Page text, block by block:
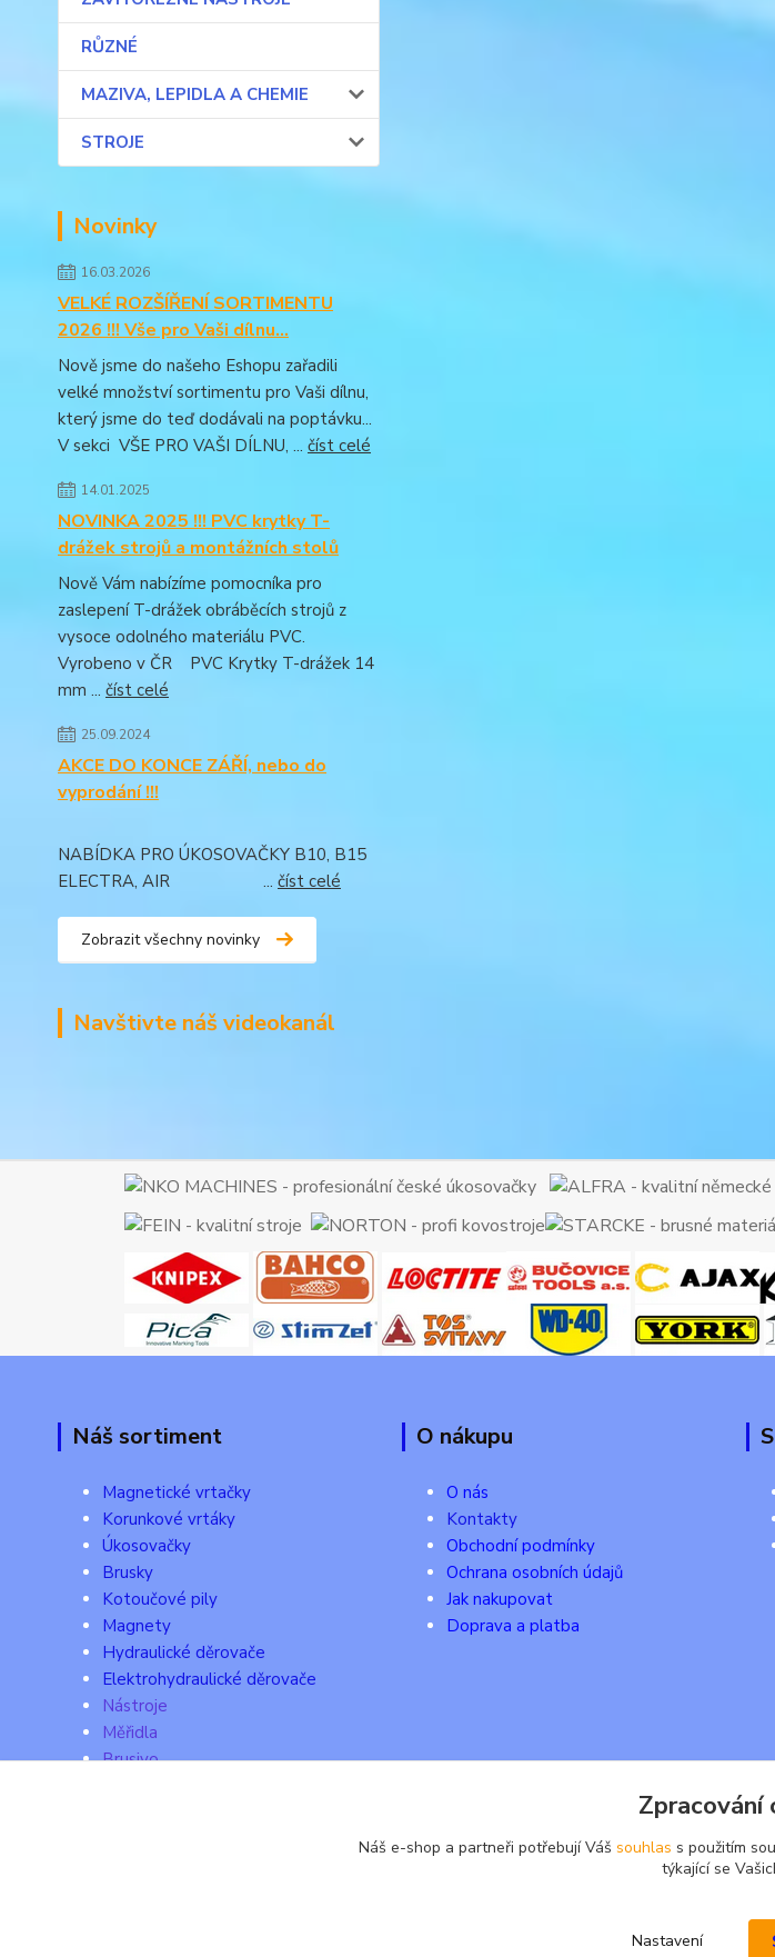
RŮZNÉ
MAZIVA, LEPIDLA A CHEMIE
STROJE
Novinky
16.03.2026
VELKÉ ROZŠÍŘENÍ SORTIMENTU
2026 !!! Vše pro Vaši dílnu...
Nově jsme do našeho Eshopu zařadili
velké množství sortimentu pro Vaši dílnu,
který jsme do teď dodávali na poptávku...
V sekci VŠE PRO VAŠI DÍLNU, ... číst celé
14.01.2025
NOVINKA 2025 !!! PVC krytky T-
drážek strojů a montážních stolů
Nově Vám nabízíme pomocníka pro
zaslepení T-drážek obráběcích strojů z
vysoce odolného materiálu PVC.
Vyrobeno v ČR PVC Krytky T-drážek 14
mm ... číst celé
25.09.2024
AKCE DO KONCE ZÁŘÍ, nebo do
vyprodání !!!
NABÍDKA PRO ÚKOSOVAČKY B10, B15
ELECTRA, AIR ... číst celé
Zobrazit všechny novinky
Navštivte náš videokanál
Náš sortiment
Magnetické vrtačky
Korunkové vrtáky
Úkosovačky
Brusky
Kotoučové pily
Magnety
Hydraulické děrovače
Elektrohydraulické děrovače
Nástroje
Měřidla
Brusivo
O nákupu
O nás
Kontakty
Obchodní podmínky
Ochrana osobních údajů
Jak nakupovat
Doprava a platba
Zpracování
Náš e-shop a partneři potřebují Váš souhlas s použitím
týkající se
Nastavení